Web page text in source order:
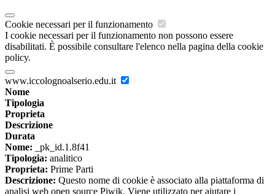
Cookie necessari per il funzionamento
I cookie necessari per il funzionamento non possono essere
disabilitati. È possibile consultare l'elenco nella pagina della cookie
policy.
www.iccolognoalserio.edu.it
Nome
Tipologia
Proprieta
Descrizione
Durata
Nome: _pk_id.1.8f41
Tipologia: analitico
Proprieta: Prime Parti
Descrizione: Questo nome di cookie è associato alla piattaforma di
analisi web open source Piwik. Viene utilizzato per aiutare i